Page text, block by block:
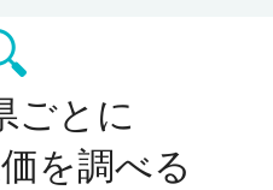
ごとに
を調べる